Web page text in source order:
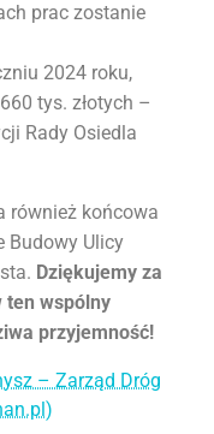
prac zostanie
2024 roku,
tys. złotych –
Rady Osiedla
również końcowa
Budowy Ulicy
Dziękujemy za
ten wspólny
przyjemność!
– Zarząd Dróg